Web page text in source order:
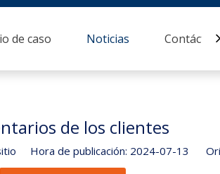
de caso Noticias
de los clientes
Hora de publicación: 2024-07-13